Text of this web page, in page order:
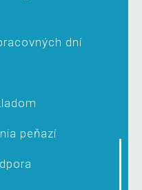
dní
peňazí